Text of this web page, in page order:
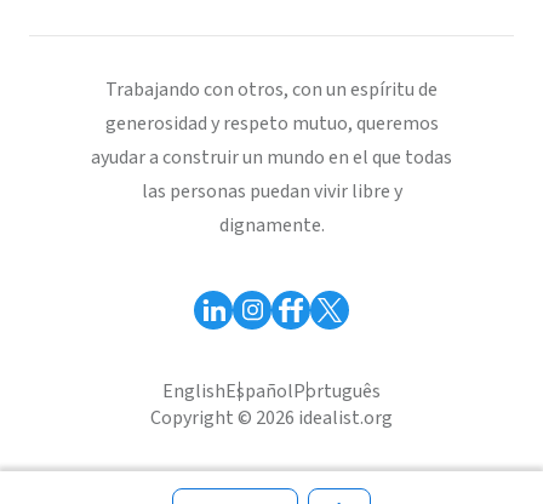
Trabajando con otros, con un espíritu de
generosidad y respeto mutuo, queremos
ayudar a construir un mundo en el que todas
las personas puedan vivir libre y
dignamente.
EnglishEspañolPortuguês
Copyright © 2026 idealist.org